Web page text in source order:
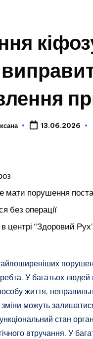
13.06.2026
мати порушення
без операції
центрі “Здоровий
У багатьох
життя,
зміни можуть
стан
втручання. У